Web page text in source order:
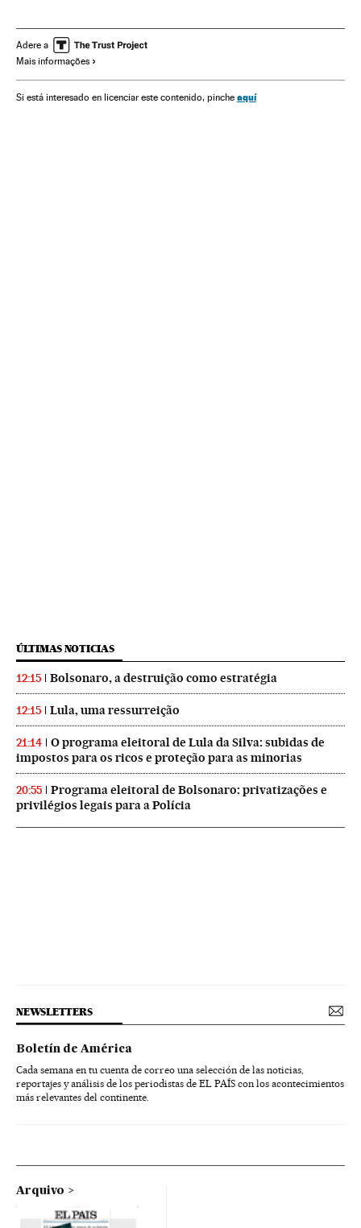
Fraude eleitoral Delitos eleitorais
Partido Republicano EUA
Resultados eleitorais
Adere a
Mais informações
Si está interesado en licenciar este contenido, pinche aquí
ÚLTIMAS NOTICIAS
12:15 Bolsonaro, a destruição como estratégia
12:15 Lula, uma ressurreição
21:14
O programa eleitoral de Lula da Silva: subidas de
impostos para os ricos e proteção para as minorias
20:55
Programa eleitoral de Bolsonaro: privatizações e
privilégios legais para a Polícia
NEWSLETTERS
Boletín de América
Cada semana en tu cuenta de correo una selección de las noticias,
reportajes y análisis de los periodistas de EL PAÍS con los acontecimientos
más relevantes del continente.
Arquivo